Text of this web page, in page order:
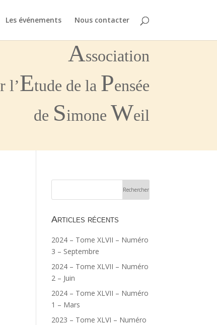
Les événements Nous contacter
Association
l’Etude de la Pensée
de Simone Weil
Articles récents
2024 – Tome XLVII – Numéro
3 – Septembre
2024 – Tome XLVII – Numéro
2 – Juin
2024 – Tome XLVII – Numéro
1 – Mars
2023 – Tome XLVI – Numéro